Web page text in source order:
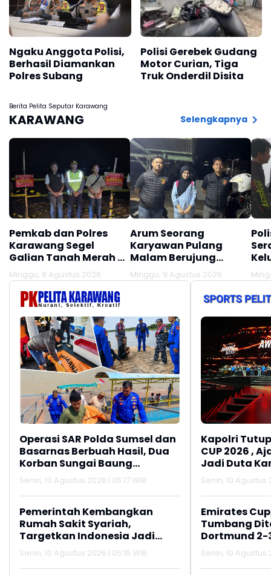
Ngaku Anggota Polisi,
Berhasil Diamankan
Polres Subang
Polisi Gerebek Gudang
Motor Curian, Tiga
Truk Onderdil Disita
Berita Pelita Seputar Karawang
KARAWANG Selengkapnya
Pemkab dan Polres
Karawang Segel
Galian Tanah Merah di
Desa Citarik
Tirtamulya, Akses
Lokasi Ditutup!!!
Minggu, 9 Agustus 2026
Arum Seorang
Karyawan Pulang
Malam Berujung
Dijajap Balik Polisi,
Begini Kisahnya
Minggu, 9 Agustus 2026
Operasi SAR Polda Sumsel dan
Basarnas Berbuah Hasil, Dua
Korban Sungai Baung
Ditemukan
Senin, 10 Agustus 2026 | 05:17 WIB
Pemerintah Kembangkan
Rumah Sakit Syariah,
Targetkan Indonesia Jadi
Pusat Wisata Kesehatan Halal
Senin, 10 Agustus 2026 | 05:15 WIB
Kapolri
CUP 2026 ,
Jadi Duta
Aktif
110
Senin, 10 Agustus
Emirates
Tumbang
Dortmund 2-
Senin, 10 Agustus